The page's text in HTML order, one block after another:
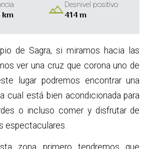
km landscapeDesnivel positivo
414 m
de Sagra, si miramos hacia las
ver una cruz que corona uno de
lugar podremos encontrar una
cual está bien acondicionada para
o incluso comer y disfrutar de
espectaculares.